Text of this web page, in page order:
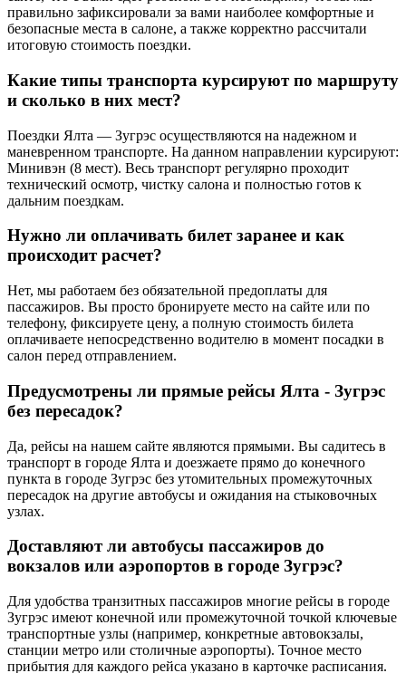
правильно зафиксировали за вами наиболее комфортные и
безопасные места в салоне, а также корректно рассчитали
итоговую стоимость поездки.
Какие типы транспорта курсируют по маршруту
и сколько в них мест?
Поездки Ялта — Зугрэс осуществляются на надежном и
маневренном транспорте. На данном направлении курсируют:
Минивэн (8 мест). Весь транспорт регулярно проходит
технический осмотр, чистку салона и полностью готов к
дальним поездкам.
Нужно ли оплачивать билет заранее и как
происходит расчет?
Нет, мы работаем без обязательной предоплаты для
пассажиров. Вы просто бронируете место на сайте или по
телефону, фиксируете цену, а полную стоимость билета
оплачиваете непосредственно водителю в момент посадки в
салон перед отправлением.
Предусмотрены ли прямые рейсы Ялта - Зугрэс
без пересадок?
Да, рейсы на нашем сайте являются прямыми. Вы садитесь в
транспорт в городе Ялта и доезжаете прямо до конечного
пункта в городе Зугрэс без утомительных промежуточных
пересадок на другие автобусы и ожидания на стыковочных
узлах.
Доставляют ли автобусы пассажиров до
вокзалов или аэропортов в городе Зугрэс?
Для удобства транзитных пассажиров многие рейсы в городе
Зугрэс имеют конечной или промежуточной точкой ключевые
транспортные узлы (например, конкретные автовокзалы,
станции метро или столичные аэропорты). Точное место
прибытия для каждого рейса указано в карточке расписания.